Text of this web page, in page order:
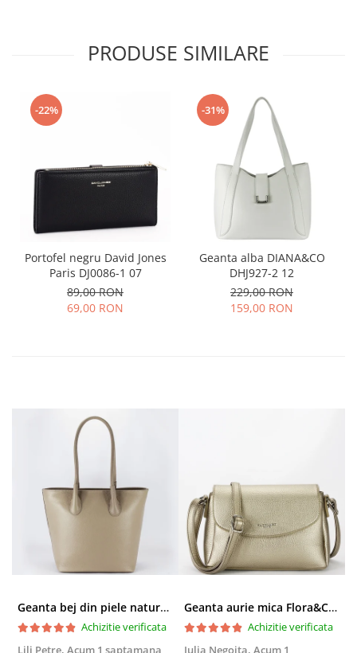
PRODUSE SIMILARE
-22%
Portofel negru David Jones
Paris DJ0086-1 07
89,00 RON
69,00 RON
-31%
Geanta alba DIANA&CO
DHJ927-2 12
229,00 RON
159,00 RON
Geanta bej din piele naturala 8966 123
Achizitie verificata
Lili Petre, Acum 1 saptamana
Geanta aurie mica Flora&CO Paris H6930 16
Achizitie verificata
Iulia Negoita, Acum 1